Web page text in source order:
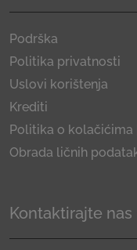
Podrška
Politika privatnosti
Uslovi korištenja
Krediti
Politika o kolačićima |
Obrada ličnih
Kontaktirajte nas